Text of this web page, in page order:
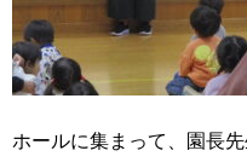
ホールに集まって、園長